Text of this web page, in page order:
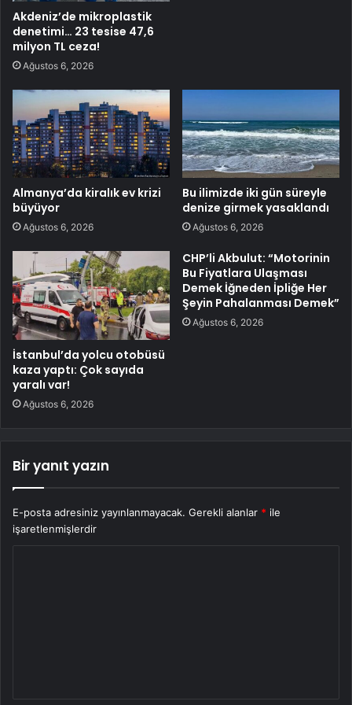
Akdeniz’de mikroplastik
denetimi… 23 tesise 47,6
milyon TL ceza!
Ağustos 6, 2026
Almanya’da kiralık ev krizi
büyüyor
Ağustos 6, 2026
Bu ilimizde iki gün süreyle
denize girmek yasaklandı
Ağustos 6, 2026
İstanbul’da yolcu otobüsü
kaza yaptı: Çok sayıda
yaralı var!
Ağustos 6, 2026
CHP’li Akbulut: “Motorinin
Bu Fiyatlara Ulaşması
Demek İğneden İpliğe Her
Şeyin Pahalanması Demek”
Ağustos 6, 2026
Bir yanıt yazın
E-posta adresiniz yayınlanmayacak. Gerekli alanlar * ile
işaretlenmişlerdir